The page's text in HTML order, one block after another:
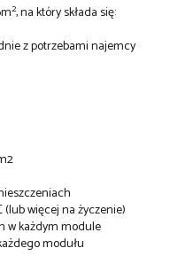
2, na który składa się:
z potrzebami najemcy
więcej na życzenie)
w każdym module
modułu